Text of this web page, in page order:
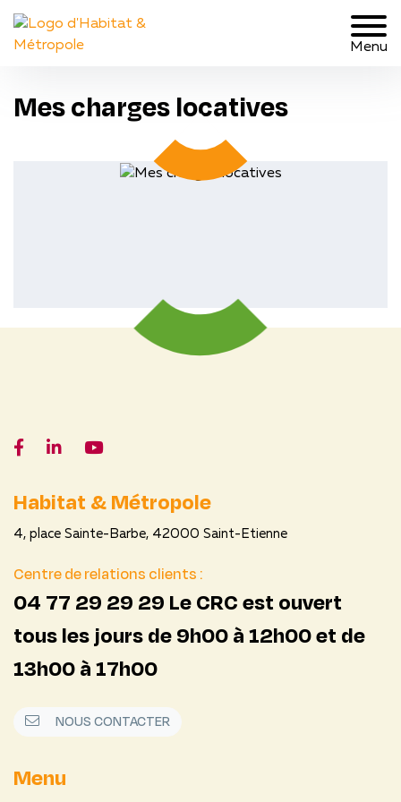
Menu
Mes charges locatives
FacebookLinkedInYouTube
Habitat & Métropole
4, place Sainte-Barbe, 42000 Saint-Etienne
Centre de relations clients :
04 77 29 29 29 Le CRC est ouvert
tous les jours de 9h00 à 12h00 et de
13h00 à 17h00
NOUS CONTACTER
Menu